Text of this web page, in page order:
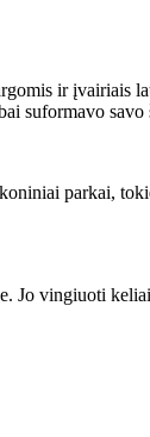
ir
suformavo savo
parkai,
Jo vingiuoti